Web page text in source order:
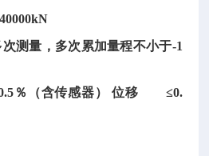
次测量，多次累加量程不小于-1
％（含传感器） 位移 ≤0.